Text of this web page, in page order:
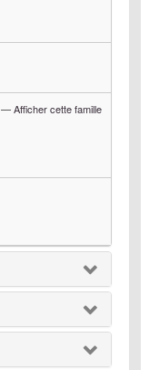
—Afficher cette famille